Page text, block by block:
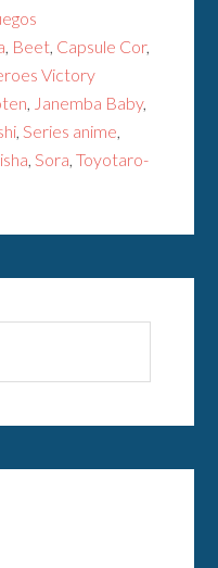
, Beet, Capsule Cor,
Victory
, Janemba Baby,
,Series anime,
,Sora,Toyotaro-